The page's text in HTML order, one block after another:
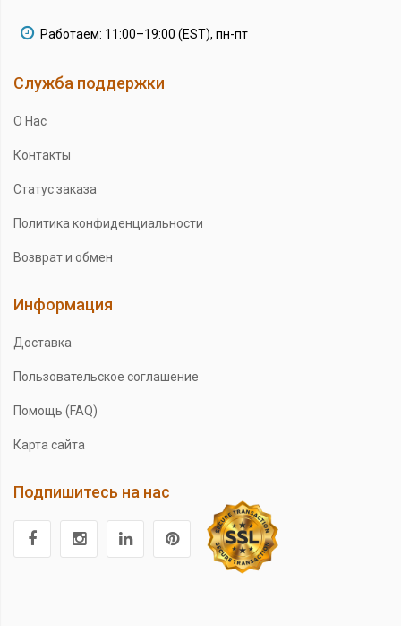
Работаем: 11:00–19:00 (EST), пн-пт
Служба поддержки
О Нас
Контакты
Статус заказа
Политика конфиденциальности
Возврат и обмен
Информация
Доставка
Пользовательское соглашение
Помощь (FAQ)
Карта сайта
Подпишитесь на нас